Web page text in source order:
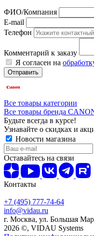
ФИО/Компания
E-mail
Телефон
Комментарий к заказу
Я согласен на
Отправить
Все товары категории
Все товары бренда
Будьте всегда в курсе!
Узнавайте о скидках и
Новости магазина
Оставайтесь на связи
Контакты
+7 (495) 777-74-64
info@vidau.ru
г. Москва, ул. Большая
2026 ©, VIDAU Systems